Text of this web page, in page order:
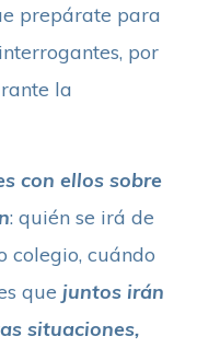
prepárate para
por
la
con ellos sobre
: quién se irá de
colegio, cuándo
que juntos irán
situaciones,